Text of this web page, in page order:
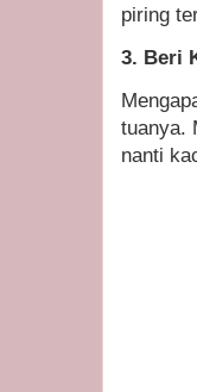
piring
3. Beri
tuanya.
nanti